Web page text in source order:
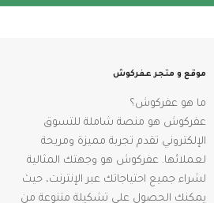
موقع و متجر عفركوش
ما هو عفركوش؟
عفركوش هو منصة شاملة للتسوق
الإلكتروني تقدم تجربة مميزة ومريحة
لعملائها. عفركوش هو وجهتك المثالية
لشراء جميع احتياجاتك عبر الإنترنت، حيث
يمكنك الحصول على تشكيلة متنوعة من